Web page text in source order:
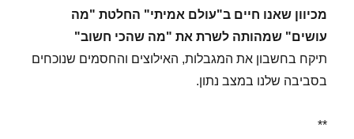
מכיוון שאנו חיים ב"עולם אמיתי" החלטת "מה
עושים" שמהותה לשרת את "מה שהכי חשוב"
תיקח בחשבון את המגבלות, האילוצים והחסמים שנוכחים
בסביבה שלנו במצב נתון.
**